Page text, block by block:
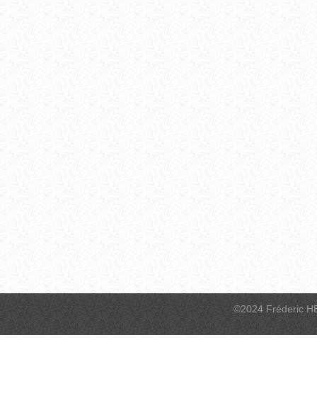
©2024 Fréderic